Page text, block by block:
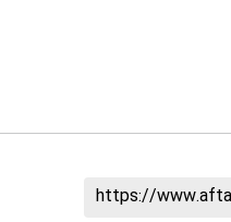
https://